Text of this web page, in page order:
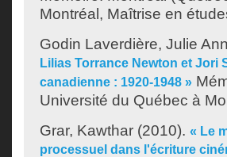
Montréal, Maîtrise en
Godin Laverdière, Julie
Lilias Torrance Newton et Jori
canadienne : 1920-1948 »
Université du Québec à
Grar, Kawthar (2010). « Le
processuel dans l'écriture